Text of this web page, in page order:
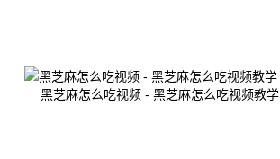
黑芝麻怎么吃视频 - 黑芝麻怎么吃视频教学